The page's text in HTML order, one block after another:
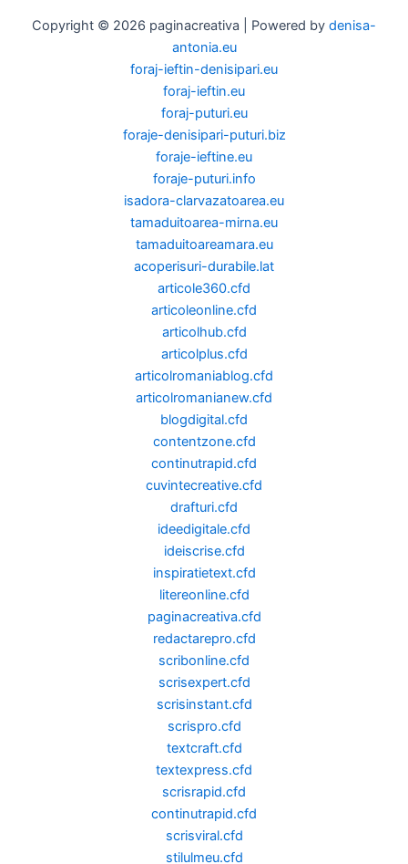
Copyright © 2026 paginacreativa | Powered by denisa-
antonia.eu
foraj-ieftin-denisipari.eu
foraj-ieftin.eu
foraj-puturi.eu
foraje-denisipari-puturi.biz
foraje-ieftine.eu
foraje-puturi.info
isadora-clarvazatoarea.eu
tamaduitoarea-mirna.eu
tamaduitoareamara.eu
acoperisuri-durabile.lat
articole360.cfd
articoleonline.cfd
articolhub.cfd
articolplus.cfd
articolromaniablog.cfd
articolromanianew.cfd
blogdigital.cfd
contentzone.cfd
continutrapid.cfd
cuvintecreative.cfd
drafturi.cfd
ideedigitale.cfd
ideiscrise.cfd
inspiratietext.cfd
litereonline.cfd
paginacreativa.cfd
redactarepro.cfd
scribonline.cfd
scrisexpert.cfd
scrisinstant.cfd
scrispro.cfd
textcraft.cfd
textexpress.cfd
scrisrapid.cfd
continutrapid.cfd
scrisviral.cfd
stilulmeu.cfd